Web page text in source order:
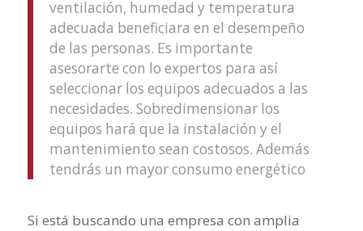
ventilación, humedad y temperatura
adecuada beneficiara en el desempeño
de las personas. Es importante
asesorarte con lo expertos para así
seleccionar los equipos adecuados a las
necesidades. Sobredimensionar los
equipos hará que la instalación y el
mantenimiento sean costosos. Además
tendrás un mayor consumo energético
Si está buscando una empresa con amplia